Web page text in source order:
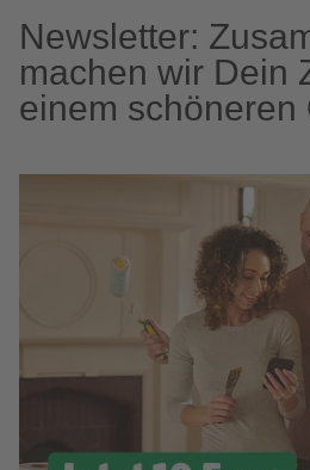
Newsletter:
machen wir Dein
einem schöneren